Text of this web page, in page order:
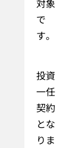
対象
で
す。
投資
一任
契約
とな
りま